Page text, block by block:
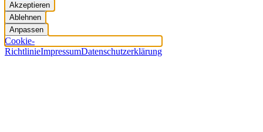
Akzeptieren
Ablehnen
Anpassen
Cookie-
RichtlinieImpressumDatenschutzerklärung